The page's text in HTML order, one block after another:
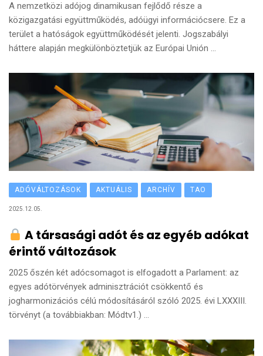
A nemzetközi adójog dinamikusan fejlődő része a
közigazgatási együttműködés, adóügyi információcsere. Ez a
terület a hatóságok együttműködését jelenti. Jogszabályi
háttere alapján megkülönböztetjük az Európai Unión ...
ADÓVÁLTOZÁSOK AKTUÁLIS ARCHÍV TAO
2025.12.05.
A társasági adót és az egyéb adókat
érintő változások
2025 őszén két adócsomagot is elfogadott a Parlament: az
egyes adótörvények adminisztrációt csökkentő és
jogharmonizációs célú módosításáról szóló 2025. évi LXXXIII.
törvényt (a továbbiakban: Módtv1.) ...